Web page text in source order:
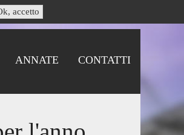
accetto
ANNATE CONTATTI